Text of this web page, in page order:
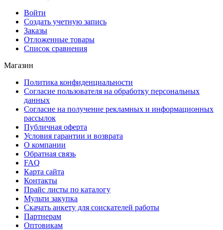
Войти
Создать учетную запись
Заказы
Отложенные товары
Список сравнения
Магазин
Политика конфиденциальности
Согласие пользователя на обработку персональных
данных
Согласие на получение рекламных и информационных
рассылок
Публичная оферта
Условия гарантии и возврата
О компании
Обратная связь
FAQ
Карта сайта
Контакты
Прайс листы по каталогу
Мульти закупка
Скачать анкету для соискателей работы
Партнерам
Оптовикам